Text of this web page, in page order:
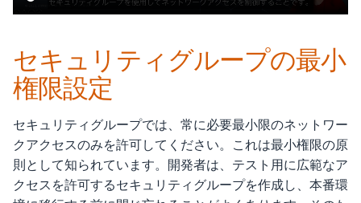
セキュリティグループの最小
権限設定
セキュリティグループでは、常に必要最小限のネットワー
クアクセスのみを許可してください。これは最小権限の原
則として知られています。開発者は、テスト用に広範なア
クセスを許可するセキュリティグループを作成し、本番環